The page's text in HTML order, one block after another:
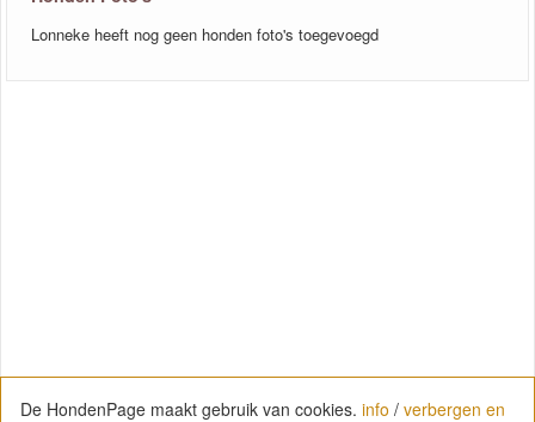
Lonneke heeft nog geen honden foto's toegevoegd
De HondenPage maakt gebruik van cookies. info / verbergen en